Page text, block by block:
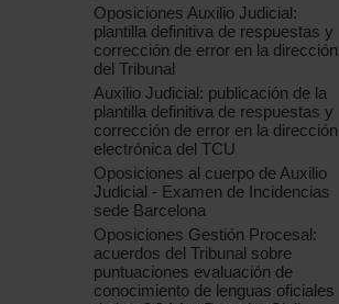
Oposiciones Auxilio Judicial:
plantilla definitiva de respuestas y
corrección de error en la dirección
del Tribunal
Auxilio Judicial: publicación de la
plantilla definitiva de respuestas y
corrección de error en la dirección
electrónica del TCU
Oposiciones al cuerpo de Auxilio
Judicial - Examen de Incidencias
sede Barcelona
Oposiciones Gestión Procesal:
acuerdos del Tribunal sobre
puntuaciones evaluación de
conocimiento de lenguas oficiales